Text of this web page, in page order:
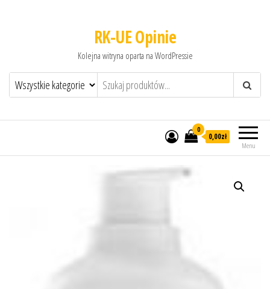
RK-UE Opinie
Kolejna witryna oparta na WordPressie
Menu
0
0,00zł